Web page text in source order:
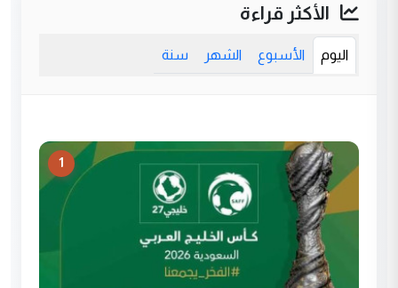
الأكثر قراءة
اليوم الأسبوع الشهر سنة
1